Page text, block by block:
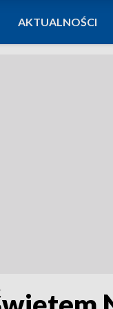
AKTUALNOŚCI